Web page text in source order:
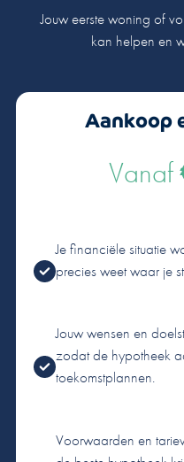
Jouw eerste woning of
kan helpen en
Aankoop
Vanaf
Je financiële situatie
precies weet waar je
Jouw wensen en
zodat de hypotheek
toekomstplannen.
Voorwaarden en